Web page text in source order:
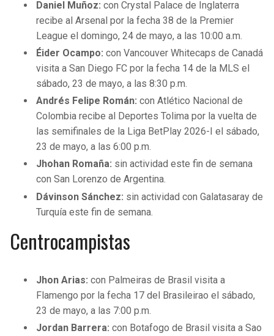
Daniel Muñoz: con Crystal Palace de Inglaterra
recibe al Arsenal por la fecha 38 de la Premier
League el domingo, 24 de mayo, a las 10:00 a.m.
Éider Ocampo: con Vancouver Whitecaps de Canadá
visita a San Diego FC por la fecha 14 de la MLS el
sábado, 23 de mayo, a las 8:30 p.m.
Andrés Felipe Román: con Atlético Nacional de
Colombia recibe al Deportes Tolima por la vuelta de
las semifinales de la Liga BetPlay 2026-I el sábado,
23 de mayo, a las 6:00 p.m.
Jhohan Romaña: sin actividad este fin de semana
con San Lorenzo de Argentina.
Dávinson Sánchez: sin actividad con Galatasaray de
Turquía este fin de semana.
Centrocampistas
Jhon Arias: con Palmeiras de Brasil visita a
Flamengo por la fecha 17 del Brasileirao el sábado,
23 de mayo, a las 7:00 p.m.
Jordan Barrera: con Botafogo de Brasil visita a Sao